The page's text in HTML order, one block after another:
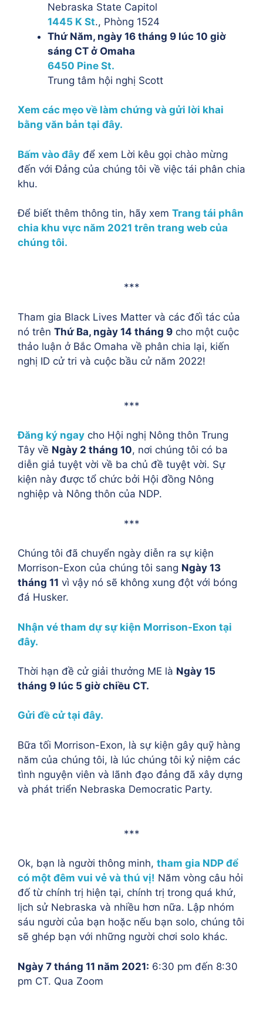
Nebraska State Capitol
1445 K St., Phòng 1524
Thứ Năm, ngày 16 tháng 9 lúc 10 giờ
sáng CT ở Omaha
6450 Pine St.
Trung tâm hội nghị Scott
Xem các mẹo về làm chứng và gửi lời khai
bằng văn bản tại đây.
Bấm vào đây để xem Lời kêu gọi chào mừng
đến với Đảng của chúng tôi về việc tái phân chia
khu.
Để biết thêm thông tin, hãy xem Trang tái phân
chia khu vực năm 2021 trên trang web của
chúng tôi.
***
Tham gia Black Lives Matter và các đối tác của
nó trên Thứ Ba, ngày 14 tháng 9 cho một cuộc
thảo luận ở Bắc Omaha về phân chia lại, kiến
nghị ID cử tri và cuộc bầu cử năm 2022!
***
Đăng ký ngay cho Hội nghị Nông thôn Trung
Tây về Ngày 2 tháng 10, nơi chúng tôi có ba
diễn giả tuyệt vời về ba chủ đề tuyệt vời. Sự
kiện này được tổ chức bởi Hội đồng Nông
nghiệp và Nông thôn của NDP.
***
Chúng tôi đã chuyển ngày diễn ra sự kiện
Morrison-Exon của chúng tôi sang Ngày 13
tháng 11 vì vậy nó sẽ không xung đột với bóng
đá Husker.
Nhận vé tham dự sự kiện Morrison-Exon tại
đây.
Thời hạn đề cử giải thưởng ME là Ngày 15
tháng 9 lúc 5 giờ chiều CT.
Gửi đề cử tại đây.
Bữa tối Morrison-Exon, là sự kiện gây quỹ hàng
năm của chúng tôi, là lúc chúng tôi kỷ niệm các
tình nguyện viên và lãnh đạo đảng đã xây dựng
và phát triển Nebraska Democratic Party.
***
Ok, bạn là người thông minh, tham gia NDP để
có một đêm vui vẻ và thú vị! Năm vòng câu hỏi
đố từ chính trị hiện tại, chính trị trong quá khứ,
lịch sử Nebraska và nhiều hơn nữa. Lập nhóm
sáu người của bạn hoặc nếu bạn solo, chúng tôi
sẽ ghép bạn với những người chơi solo khác.
Ngày 7 tháng 11 năm 2021: 6:30 pm đến 8:30
pm CT. Qua Zoom